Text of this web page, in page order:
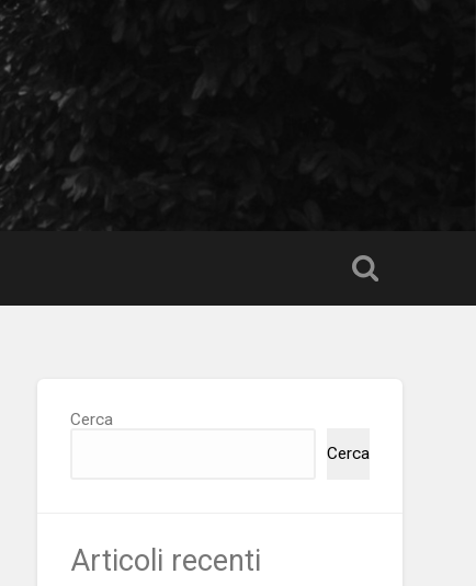
Cerca
Cerca
Articoli recenti